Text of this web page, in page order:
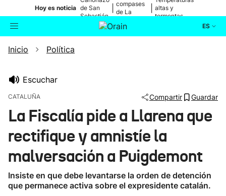
Hoy es noticia de San
Sebastián
compases
de La
altas y
tormentas
ES
Buscador
Ikusmiran
Eguraldia
Inicio Política
Escuchar
CATALUÑA Compartir Guardar
La Fiscalía pide a Llarena que
rectifique y amnistíe la
malversación a Puigdemont
Insiste en que debe levantarse la orden de detención
que permanece activa sobre el expresidente catalán.